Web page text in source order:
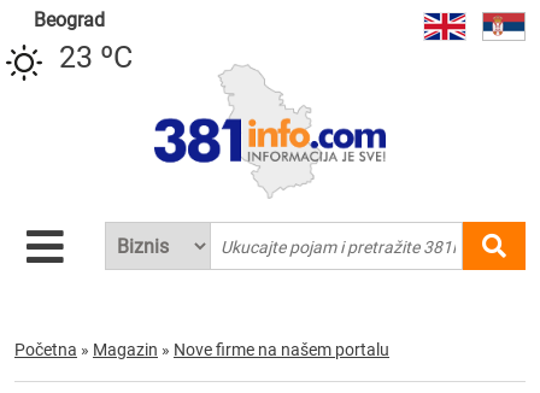
Beograd
23 ºC
Početna » Magazin » Nove firme na našem portalu